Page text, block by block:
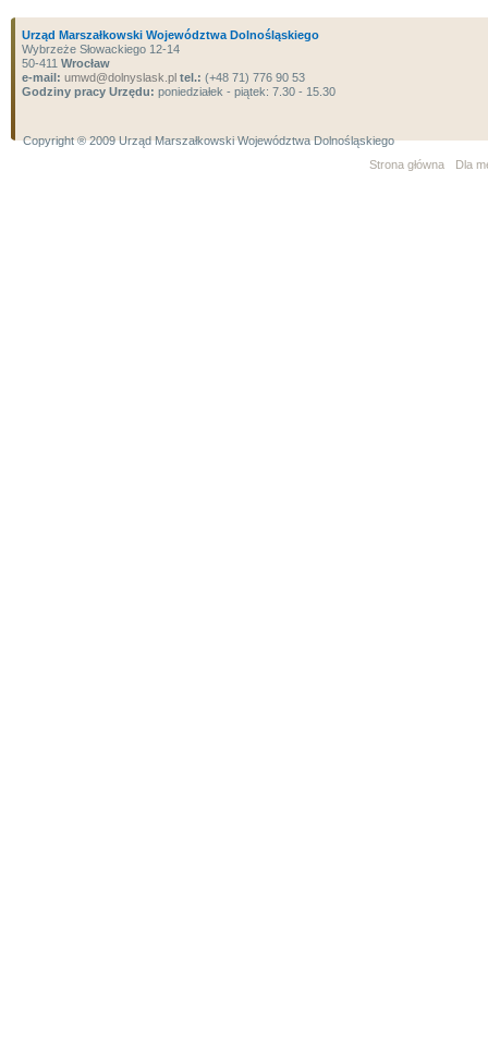
Urząd Marszałkowski Województwa Dolnośląskiego
Wybrzeże Słowackiego 12-14
50-411 Wrocław
e-mail: umwd@dolnyslask.pl tel.: (+48 71) 776 90 53
Godziny pracy Urzędu: poniedziałek - piątek: 7.30 - 15.30
Copyright ® 2009 Urząd Marszałkowski Województwa Dolnośląskiego
Strona główna
Dla